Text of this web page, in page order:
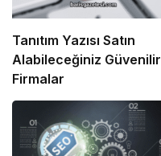
Tanıtım Yazısı Satın
Alabileceğiniz Güvenilir
Firmalar